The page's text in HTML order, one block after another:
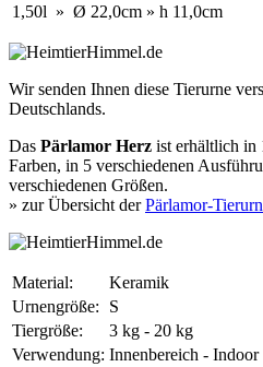
1,50l » Ø 22,0cm » h 11,0cm
Wir senden Ihnen diese Tierurne
Deutschlands.
Das Pärlamor Herz ist erhältlich in
Farben, in 5 verschiedenen
verschiedenen Größen.
» zur Übersicht derPärlamor-
Material:
Keramik
Urnengröße:
S
Tiergröße:
3 kg - 20 kg
Verwendung: Innenbereich - Indoor